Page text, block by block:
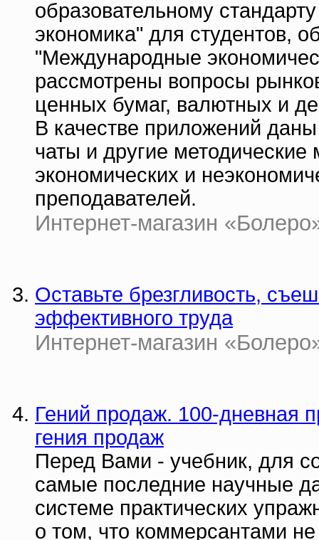
образовательному
экономика" для студентов,
"Международные
рассмотрены вопросы
ценных бумаг, валютных и
В качестве приложений
чаты и другие
экономических и
преподавателей.
Интернет-магазин
Оставьте брезгливость,
эффективного труда
Интернет-магазин
Гений продаж. 100-дневная
гения продаж
Перед Вами - учебник, для
самые последние научные
системе практических
о том, что коммерсантами